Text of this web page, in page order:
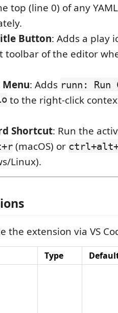
top (line 0) of any
Button: Adds a play
toolbar of the editor
: Adds runn: Run
to the right-click
Shortcut: Run the
(macOS) or
Linux).
the extension via VS
Type